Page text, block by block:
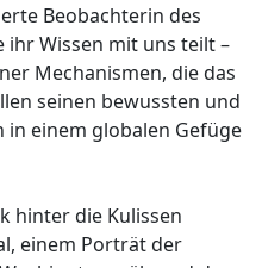
Beobachterin des
ihr Wissen mit uns teilt –
Mechanismen, die das
seinen bewussten und
in einem globalen Gefüge
hinter die Kulissen
einem Porträt der